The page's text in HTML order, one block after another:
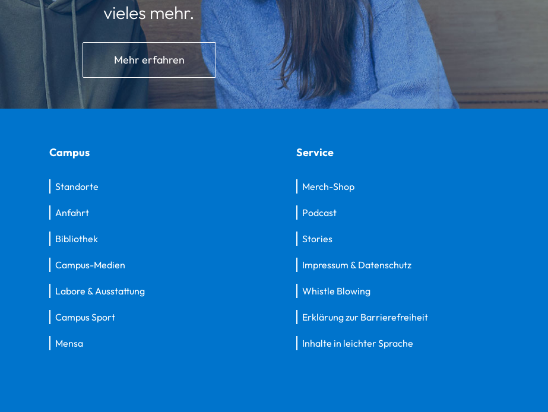
vieles mehr.
Mehr erfahren
Campus
Standorte
Anfahrt
Bibliothek
Campus-Medien
Labore & Ausstattung
Campus Sport
Mensa
Service
Merch-Shop
Podcast
Stories
Impressum & Datenschutz
Whistle Blowing
Erklärung zur Barrierefreiheit
Inhalte in leichter Sprache